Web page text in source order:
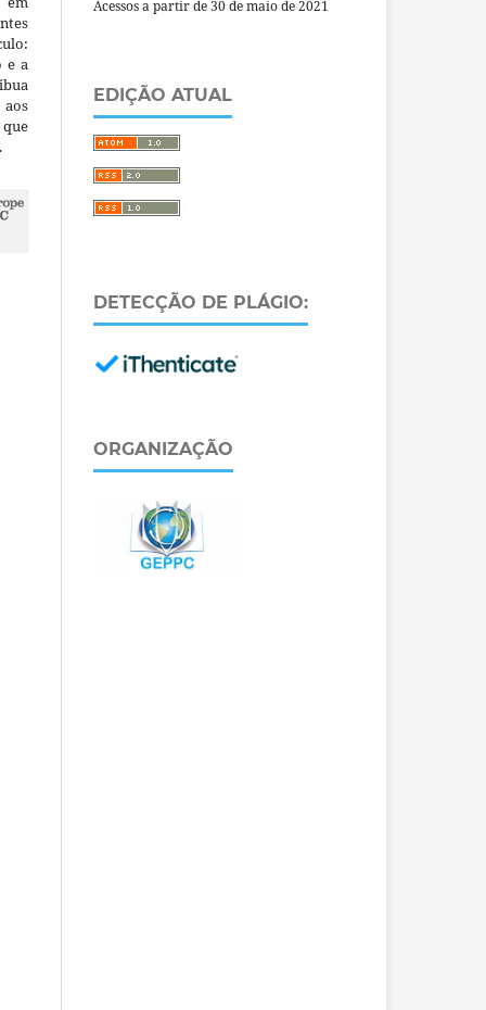
e a
Acessos a partir de 30 de maio de 2021
EDIÇÃO ATUAL
DETECÇÃO DE PLÁGIO:
ORGANIZAÇÃO